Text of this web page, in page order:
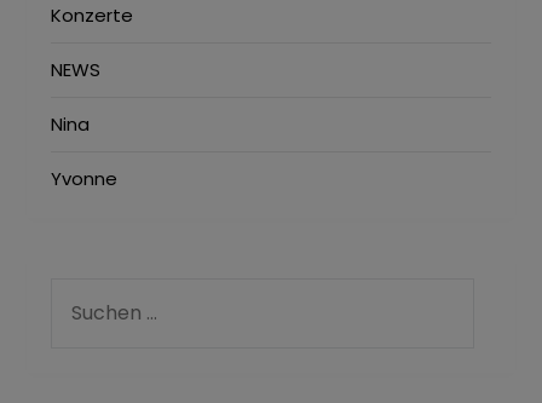
Konzerte
NEWS
Nina
Yvonne